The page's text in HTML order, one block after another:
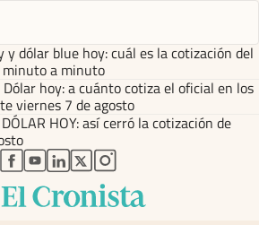
y dólar blue hoy: cuál es la cotización del
minuto a minuto
Dólar hoy: a cuánto cotiza el oficial en los
viernes 7 de agosto
HOY: así cerró la cotización de
abre en nueva pestaña
abre en nueva pestaña
abre en nueva pestaña
abre en nueva pestaña
abre en nueva pestaña